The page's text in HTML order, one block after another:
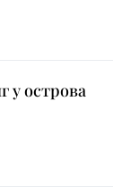
у острова